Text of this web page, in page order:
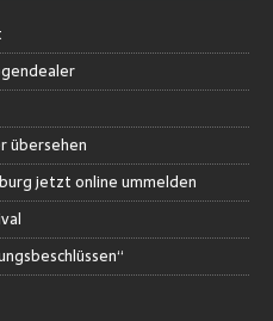
übersehen
jetzt online ummelden